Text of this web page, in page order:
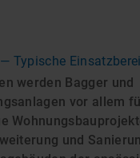
— Typische
werden Bagger und
vor allem
und